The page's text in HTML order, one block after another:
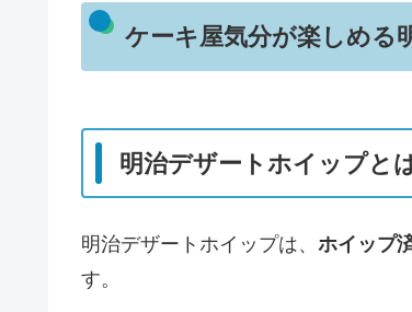
ケーキ屋気分が楽しめる
明治デザートホイップと
明治デザートホイップは、 ホイップ
す。